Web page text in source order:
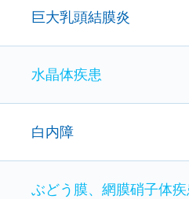
巨大乳頭結膜炎
水晶体疾患
白内障
ぶどう膜、網膜硝子体疾